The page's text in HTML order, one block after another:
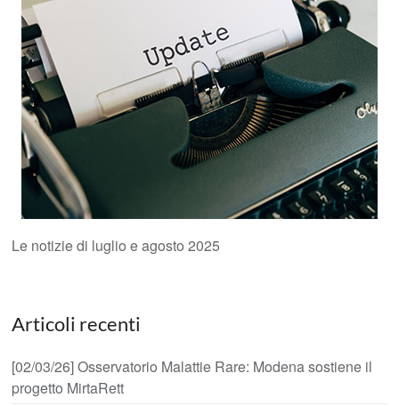
Le notizie di luglio e agosto 2025
Articoli recenti
[02/03/26] Osservatorio Malattie Rare: Modena sostiene il
progetto MirtaRett